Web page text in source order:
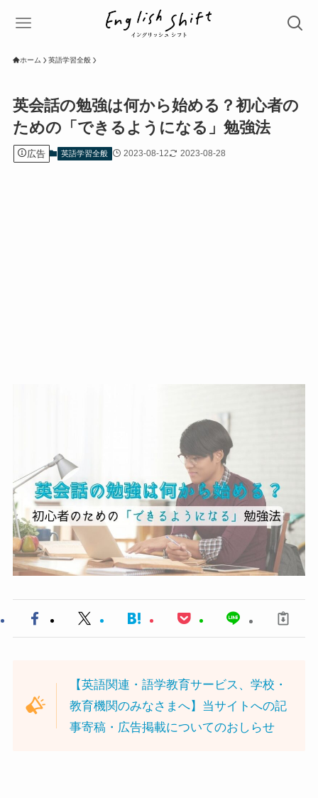
ホーム 英語学習全般
英会話の勉強は何から始める？初心者の
ための「できるようになる」勉強法
広告 英語学習全般 2023-08-12 2023-08-28
【英語関連・語学教育サービス、学校・
教育機関のみなさまへ】当サイトへの記
事寄稿・広告掲載についてのおしらせ